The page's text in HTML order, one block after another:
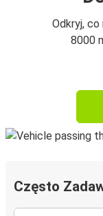
Odkryj,
8000
Często